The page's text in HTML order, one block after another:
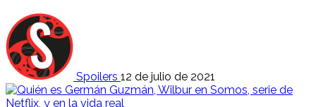
Spoilers 12 de julio de 2021